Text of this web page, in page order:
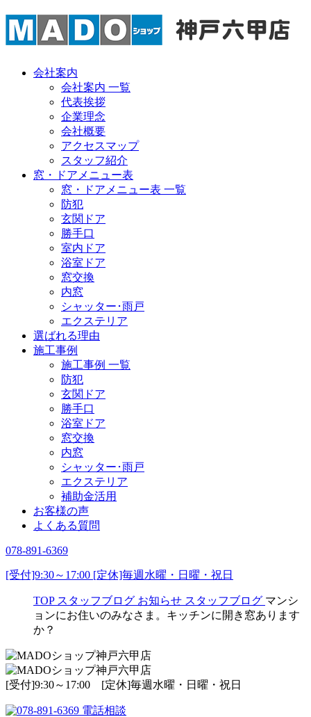
会社案内
会社案内 一覧
代表挨拶
企業理念
会社概要
アクセスマップ
スタッフ紹介
窓・ドアメニュー表
窓・ドアメニュー表 一覧
防犯
玄関ドア
勝手口
室内ドア
浴室ドア
窓交換
内窓
シャッター･雨戸
エクステリア
選ばれる理由
施工事例
施工事例 一覧
防犯
玄関ドア
勝手口
浴室ドア
窓交換
内窓
シャッター･雨戸
エクステリア
補助金活用
お客様の声
よくある質問
078-891-6369
[受付]9:30～17:00 [定休]毎週水曜・日曜・祝日
TOP スタッフブログ お知らせ スタッフブログ マンシ
ョンにお住いのみなさま。キッチンに開き窓あります
か？
[受付]9:30～17:00 [定休]毎週水曜・日曜・祝日
電話相談